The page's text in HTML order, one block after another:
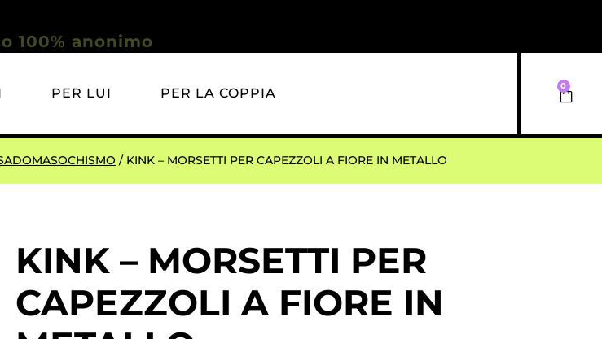
PER LUI PER LA COPPIA 0
/ KINK – MORSETTI PER CAPEZZOLI A FIORE IN METALLO
KINK – MORSETTI PER
CAPEZZOLI A FIORE IN